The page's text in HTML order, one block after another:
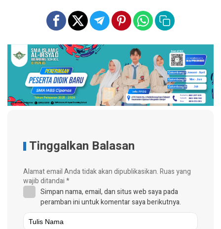
Tinggalkan Balasan
Alamat email Anda tidak akan dipublikasikan.Ruas yang
wajib ditandai*
Simpan nama, email, dan situs web saya pada
peramban ini untuk komentar saya berikutnya.